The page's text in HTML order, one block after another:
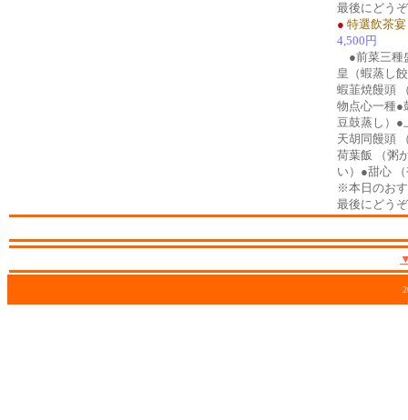
最後にどうぞ
● 特選飲茶宴
4,500円
●前菜三種
皇（蝦蒸し
蝦韮焼饅頭
物点心一種●
豆鼓蒸し）●
天胡同饅頭
荷葉飯 （粥
い）●甜心
※本日のお
最後にどうぞ